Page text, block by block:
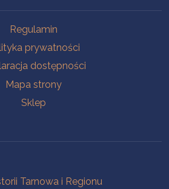
Regulamin
prywatności
dostępności
Mapa strony
Sklep
Tarnowa i Regionu